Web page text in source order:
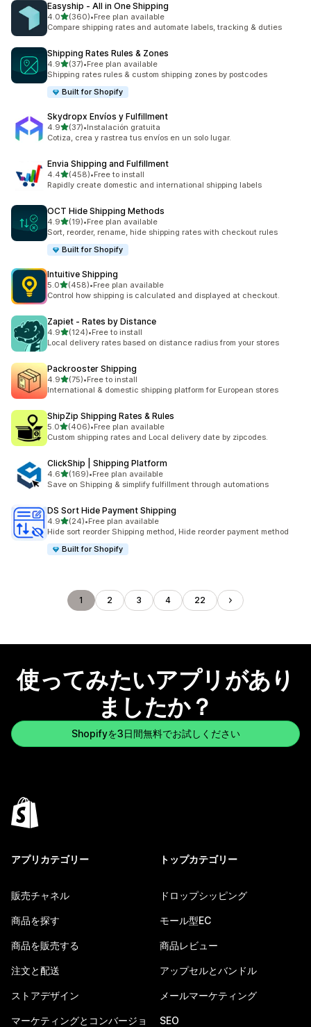
Easyship ‑ All in One Shipping
4.05つ星中
(360)
合計レビュー数：360件
•Free plan available
Compare shipping rates and automate labels, tracking & duties
Shipping Rates Rules & Zones
4.95つ星中
(37)
合計レビュー数：37件
•Free plan available
Shipping rates rules & custom shipping zones by postcodes
Built for Shopify
Skydropx Envíos y Fulfillment
4.95つ星中
(37)
合計レビュー数：37件
•Instalación gratuita
Cotiza, crea y rastrea tus envíos en un solo lugar.
Envia Shipping and Fulfillment
4.45つ星中
(458)
合計レビュー数：458件
•Free to install
Rapidly create domestic and international shipping labels
OCT Hide Shipping Methods
4.95つ星中
(19)
合計レビュー数：19件
•Free plan available
Sort, reorder, rename, hide shipping rates with checkout rules
Built for Shopify
Intuitive Shipping
5.05つ星中
(458)
合計レビュー数：458件
•Free plan available
Control how shipping is calculated and displayed at checkout.
Zapiet ‑ Rates by Distance
4.95つ星中
(124)
合計レビュー数：124件
•Free to install
Local delivery rates based on distance radius from your stores
Packrooster Shipping
4.95つ星中
(75)
合計レビュー数：75件
•Free to install
International & domestic shipping platform for European stores
ShipZip Shipping Rates & Rules
5.05つ星中
(406)
合計レビュー数：406件
•Free plan available
Custom shipping rates and Local delivery date by zipcodes.
ClickShip | Shipping Platform
4.65つ星中
(169)
合計レビュー数：169件
•Free plan available
Save on Shipping & simplify fulfillment through automations
DS Sort Hide Payment Shipping
4.95つ星中
(24)
合計レビュー数：24件
•Free plan available
Hide sort reorder Shipping method, Hide reorder payment method
Built for Shopify
1 2 3 4 22
使ってみたいアプリがあり
ましたか？
Shopifyを3日間無料でお試しください
アプリカテゴリー
販売チャネル
商品を探す
商品を販売する
注文と配送
ストアデザイン
マーケティングとコンバージョ
トップカテゴリー
ドロップシッピング
モール型EC
商品レビュー
アップセルとバンドル
メールマーケティング
SEO